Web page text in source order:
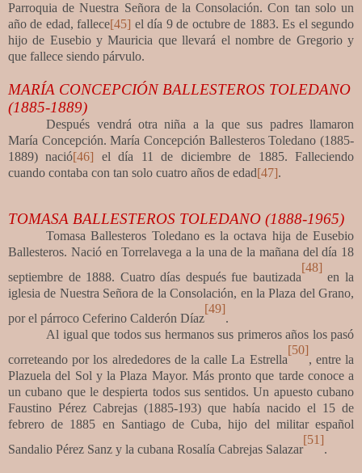
Parroquia de Nuestra Señora de la Consolación. Con tan solo un
año de edad, fallece[45] el día 9 de octubre de 1883. Es el segundo
hijo de Eusebio y Mauricia que llevará el nombre de Gregorio y
que fallece siendo párvulo.
MARÍA CONCEPCIÓN BALLESTEROS TOLEDANO
(1885-1889)
Después vendrá otra niña a la que sus padres llamaron
María Concepción. María Concepción Ballesteros Toledano (1885-
1889) nació[46] el día 11 de diciembre de 1885. Falleciendo
cuando contaba con tan solo cuatro años de edad[47].
TOMASA BALLESTEROS TOLEDANO (1888-1965)
Tomasa Ballesteros Toledano es la octava hija de Eusebio
Ballesteros. Nació en Torrelavega a la una de la mañana del día 18
septiembre de 1888. Cuatro días después fue bautizada
[48]
en la
iglesia de Nuestra Señora de la Consolación, en la Plaza del Grano,
por el párroco Ceferino Calderón Díaz
[49]
.
Al igual que todos sus hermanos sus primeros años los pasó
correteando por los alrededores de la calle La Estrella
[50]
, entre la
Plazuela del Sol y la Plaza Mayor. Más pronto que tarde conoce a
un cubano que le despierta todos sus sentidos. Un apuesto cubano
Faustino Pérez Cabrejas (1885-193) que había nacido el 15 de
febrero de 1885 en Santiago de Cuba, hijo del militar español
Sandalio Pérez Sanz y la cubana Rosalía Cabrejas Salazar
[51]
.